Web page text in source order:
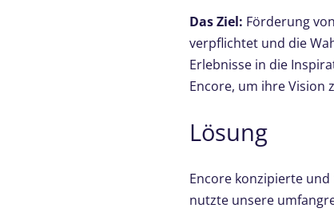
Das Ziel: Förderung
verpflichtet und die
Erlebnisse in die
Encore, um ihre Vision
Lösung
Encore konzipierte
nutzte unsere